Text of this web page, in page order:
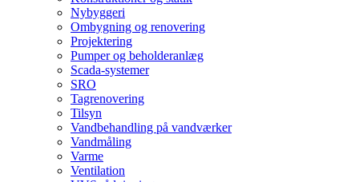
Nybyggeri
Ombygning og renovering
Projektering
Pumper og beholderanlæg
Scada-systemer
SRO
Tagrenovering
Tilsyn
Vandbehandling på vandværker
Vandmåling
Varme
Ventilation